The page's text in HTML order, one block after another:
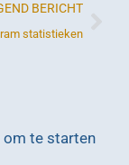
BERICHT
statistieken
om te starten